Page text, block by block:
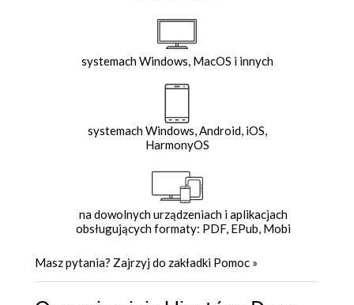
systemach Windows, MacOS i innych
systemach Windows, Android, iOS,
HarmonyOS
na dowolnych urządzeniach i aplikacjach
obsługujących formaty: PDF, EPub, Mobi
Masz pytania? Zajrzyj do zakładki Pomoc »